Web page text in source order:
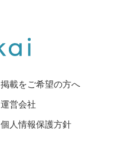
掲載をご希望の方へ
運営会社
個人情報保護方針